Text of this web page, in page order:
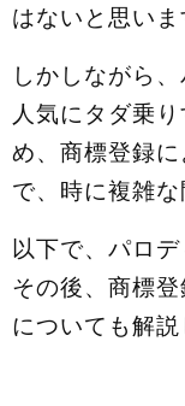
はないと思いま
しかしながら
人気にタダ乗
め、商標登録
で、時に複雑な
以下で、パロデ
その後、商標
についても解説